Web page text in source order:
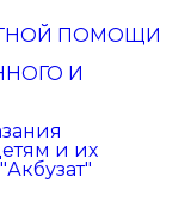
ПОМОЩИ
И
и их